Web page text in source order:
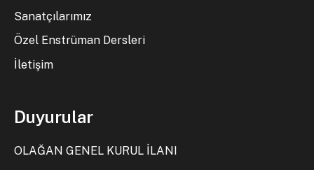
Sanatçılarımız
Özel Enstrüman Dersleri
İletişim
Duyurular
OLAĞAN GENEL KURUL İLANI